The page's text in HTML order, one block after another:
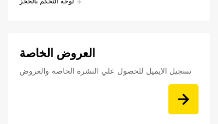
العروض الخاصة
تسجيل الايميل للحصول علي النشرة الخاصه والعروض